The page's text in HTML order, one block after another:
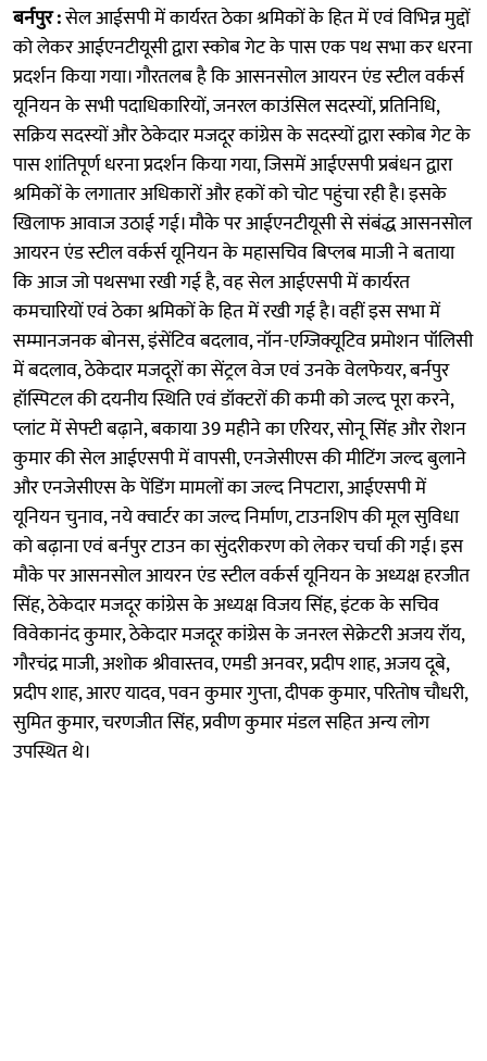
बर्नपुर :सेल आईसपी में कार्यरत ठेका श्रमिकों के हित में एवं विभिन्न मुद्दों
को लेकर आईएनटीयूसी द्वारा स्कोब गेट के पास एक पथ सभा कर धरना
प्रदर्शन किया गया। गौरतलब है कि आसनसोल आयरन एंड स्टील वर्कर्स
यूनियन के सभी पदाधिकारियों, जनरल काउंसिल सदस्यों, प्रतिनिधि,
सक्रिय सदस्यों और ठेकेदार मजदूर कांग्रेस के सदस्यों द्वारा स्कोब गेट के
पास शांतिपूर्ण धरना प्रदर्शन किया गया, जिसमें आईएसपी प्रबंधन द्वारा
श्रमिकों के लगातार अधिकारों और हकों को चोट पहुंचा रही है। इसके
खिलाफ आवाज उठाई गई। मौके पर आईएनटीयूसी से संबंद्ध आसनसोल
आयरन एंड स्टील वर्कर्स यूनियन के महासचिव बिप्लब माजी ने बताया
कि आज जो पथसभा रखी गई है, वह सेल आईएसपी में कार्यरत
कमचारियों एवं ठेका श्रमिकों के हित में रखी गई है। वहीं इस सभा में
सम्मानजनक बोनस, इंसेंटिव बदलाव, नॉन-एग्जिक्यूटिव प्रमोशन पॉलिसी
में बदलाव, ठेकेदार मजदूरों का सेंट्रल वेज एवं उनके वेलफेयर, बर्नपुर
हॉस्पिटल की दयनीय स्थिति एवं डॉक्टरों की कमी को जल्द पूरा करने,
प्लांट में सेफ्टी बढ़ाने, बकाया 39 महीने का एरियर, सोनू सिंह और रोशन
कुमार की सेल आईएसपी में वापसी, एनजेसीएस की मीटिंग जल्द बुलाने
और एनजेसीएस के पेंडिंग मामलों का जल्द निपटारा, आईएसपी में
यूनियन चुनाव, नये क्वार्टर का जल्द निर्माण, टाउनशिप की मूल सुविधा
को बढ़ाना एवं बर्नपुर टाउन का सुंदरीकरण को लेकर चर्चा की गई। इस
मौके पर आसनसोल आयरन एंड स्टील वर्कर्स यूनियन के अध्यक्ष हरजीत
सिंह, ठेकेदार मजदूर कांग्रेस के अध्यक्ष विजय सिंह, इंटक के सचिव
विवेकानंद कुमार, ठेकेदार मजदूर कांग्रेस के जनरल सेक्रेटरी अजय रॉय,
गौरचंद्र माजी, अशोक श्रीवास्तव, एमडी अनवर, प्रदीप शाह, अजय दूबे,
प्रदीप शाह, आरए यादव, पवन कुमार गुप्ता, दीपक कुमार, परितोष चौधरी,
सुमित कुमार, चरणजीत सिंह, प्रवीण कुमार मंडल सहित अन्य लोग
उपस्थित थे।